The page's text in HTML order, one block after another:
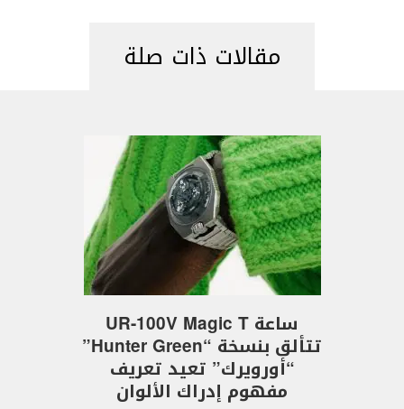
مقالات ذات صلة
ساعة UR-100V Magic T
تتألق بنسخة “Hunter Green”
“أورويرك” تعيد تعريف
مفهوم إدراك الألوان